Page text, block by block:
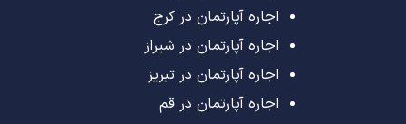
اجاره آپارتمان در کرج
اجاره آپارتمان در شیراز
اجاره آپارتمان در تبریز
اجاره آپارتمان در قم